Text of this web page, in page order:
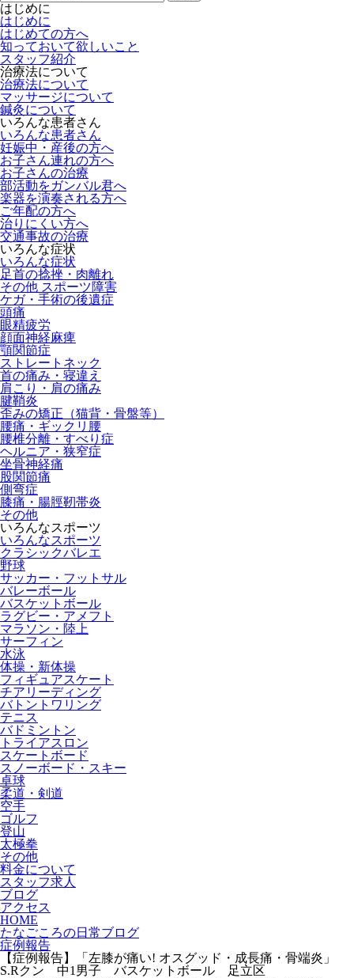
はじめに
はじめに
はじめての方へ
知っておいて欲しいこと
スタッフ紹介
治療法について
治療法について
マッサージについて
鍼灸について
いろんな患者さん
いろんな患者さん
妊娠中・産後の方へ
お子さん連れの方へ
お子さんの治療
部活動をガンバル君へ
楽器を演奏される方へ
ご年配の方へ
治りにくい方へ
交通事故の治療
いろんな症状
いろんな症状
足首の捻挫・肉離れ
その他 スポーツ障害
ケガ・手術の後遺症
頭痛
眼精疲労
顔面神経麻痺
顎関節症
ストレートネック
首の痛み・寝違え
肩こり・肩の痛み
腱鞘炎
歪みの矯正（猫背・骨盤等）
腰痛・ギックリ腰
腰椎分離・すべり症
ヘルニア・狭窄症
坐骨神経痛
股関節痛
側弯症
膝痛・腸脛靭帯炎
その他
いろんなスポーツ
いろんなスポーツ
クラシックバレエ
野球
サッカー・フットサル
バレーボール
バスケットボール
ラグビー・アメフト
マラソン・陸上
サーフィン
水泳
体操・新体操
フィギュアスケート
チアリーディング
バトントワリング
テニス
バドミントン
トライアスロン
スケートボード
スノーボード・スキー
卓球
柔道・剣道
空手
ゴルフ
登山
太極拳
その他
料金について
スタッフ求人
ブログ
アクセス
HOME
たなごころの日常ブログ
症例報告
【症例報告】「左膝が痛い! オスグッド・成長痛・骨端炎」
S.Rクン 中1男子 バスケットボール 足立区